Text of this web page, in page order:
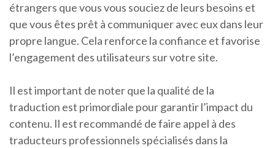
étrangers que vous vous souciez de leurs besoins et
que vous êtes prêt à communiquer avec eux dans leur
propre langue. Cela renforce la confiance et favorise
l’engagement des utilisateurs sur votre site.
Il est important de noter que la qualité de la
traduction est primordiale pour garantir l’impact du
contenu. Il est recommandé de faire appel à des
traducteurs professionnels spécialisés dans la